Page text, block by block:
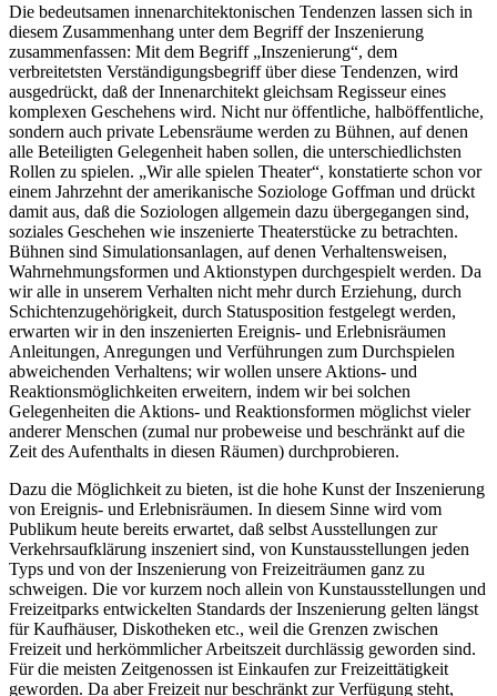
Die bedeutsamen innenarchitektonischen Tendenzen lassen sich in
diesem Zusammenhang unter dem Begriff der Inszenierung
zusammenfassen: Mit dem Begriff „Inszenierung“, dem
verbreitetsten Verständigungsbegriff über diese Tendenzen, wird
ausgedrückt, daß der Innenarchitekt gleichsam Regisseur eines
komplexen Geschehens wird. Nicht nur öffentliche, halböffentliche,
sondern auch private Lebensräume werden zu Bühnen, auf denen
alle Beteiligten Gelegenheit haben sollen, die unterschiedlichsten
Rollen zu spielen. „Wir alle spielen Theater“, konstatierte schon vor
einem Jahrzehnt der amerikanische Soziologe Goffman und drückt
damit aus, daß die Soziologen allgemein dazu übergegangen sind,
soziales Geschehen wie inszenierte Theaterstücke zu betrachten.
Bühnen sind Simulationsanlagen, auf denen Verhaltensweisen,
Wahrnehmungsformen und Aktionstypen durchgespielt werden. Da
wir alle in unserem Verhalten nicht mehr durch Erziehung, durch
Schichtenzugehörigkeit, durch Statusposition festgelegt werden,
erwarten wir in den inszenierten Ereignis- und Erlebnisräumen
Anleitungen, Anregungen und Verführungen zum Durchspielen
abweichenden Verhaltens; wir wollen unsere Aktions- und
Reaktionsmöglichkeiten erweitern, indem wir bei solchen
Gelegenheiten die Aktions- und Reaktionsformen möglichst vieler
anderer Menschen (zumal nur probeweise und beschränkt auf die
Zeit des Aufenthalts in diesen Räumen) durchprobieren.
Dazu die Möglichkeit zu bieten, ist die hohe Kunst der Inszenierung
von Ereignis- und Erlebnisräumen. In diesem Sinne wird vom
Publikum heute bereits erwartet, daß selbst Ausstellungen zur
Verkehrsaufklärung inszeniert sind, von Kunstausstellungen jeden
Typs und von der Inszenierung von Freizeiträumen ganz zu
schweigen. Die vor kurzem noch allein von Kunstausstellungen und
Freizeitparks entwickelten Standards der Inszenierung gelten längst
für Kaufhäuser, Diskotheken etc., weil die Grenzen zwischen
Freizeit und herkömmlicher Arbeitszeit durchlässig geworden sind.
Für die meisten Zeitgenossen ist Einkaufen zur Freizeittätigkeit
geworden. Da aber Freizeit nur beschränkt zur Verfügung steht,